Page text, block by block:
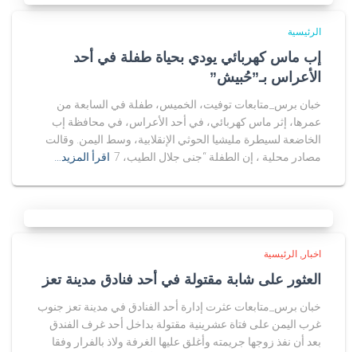
الرئيسية
إب ماس كهربائي يودي بحياة طفلة في أحد
الأعراس بـ”حُبيش”
خبان برس_متابعات توفيت، الخميس، طفلة في السابعة من
عمرها، إثر ماس كهربائي، في أحد الأعراس، في محافظة إب
الخاضعة لسيطرة مليشيا الحوثي الإنقلابية، وسط اليمن. وقالت
مصادر محلية ، إن الطفلة “جنى جلال الطيب، 7
اقرأ المزيد…
اخبار الرئيسية
العثور على شابة مقتولة في أحد فنادق مدينة تعز
خبان برس_متابعات عثرت إدارة أحد الفنادق في مدينة تعز جنوب
غرب اليمن على فتاة عشرينية مقتولة بداخل أحد غرف الفندق
بعد أن نفذ زوجها جريمته وأغلق عليها الغرفة ولاذ بالفرار وفقا